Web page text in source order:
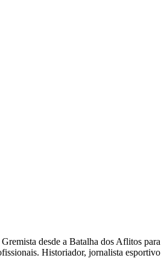
desde a Batalha dos Aflitos para
Historiador, jornalista esportivo